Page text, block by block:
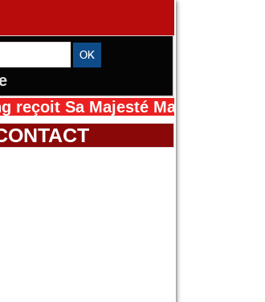
Majesté Mansah Cissé au